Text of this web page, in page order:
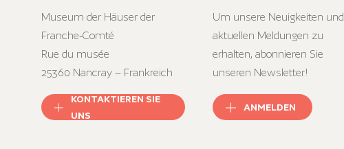
Museum der Häuser der
Franche-Comté
Rue du musée
25360 Nancray – Frankreich
KONTAKTIEREN SIE
UNS
Um unsere Neuigkeiten und
aktuellen Meldungen zu
erhalten, abonnieren Sie
unseren Newsletter!
ANMELDEN